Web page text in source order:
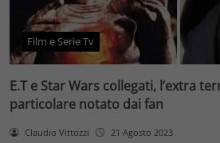
Film e Serie Tv
E.T e Star Wars collegati, l’extra
particolare notato dai fan
Claudio Vittozzi 21 Agosto 2023